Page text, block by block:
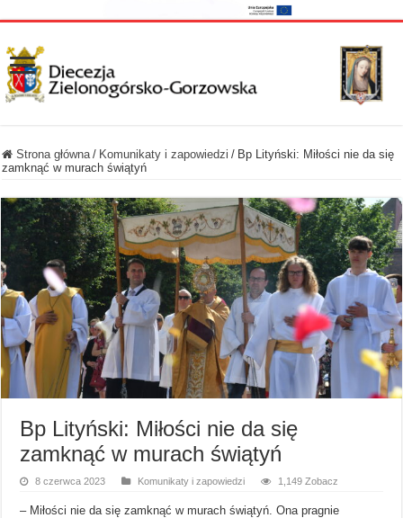
Strona główna / Komunikaty i zapowiedzi / Bp Lityński: Miłości nie da się
zamknąć w murach świątyń
Bp Lityński: Miłości nie da się
zamknąć w murach świątyń
8 czerwca 2023 Komunikaty i zapowiedzi 1,149 Zobacz
– Miłości nie da się zamknąć w murach świątyń. Ona pragnie